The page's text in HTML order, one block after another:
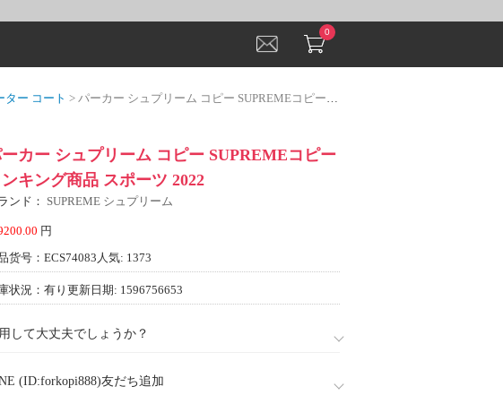
0
ター コート > パーカー シュプリーム コピー SUPREMEコピー ランキング商品 スポーツ 2022
カー シュプリーム コピー SUPREMEコピー
ンキング商品 スポーツ 2022
ンド： SUPREME シュプリーム
円
货号：ECS74083 人気: 1373
状況：有り 更新日期: 1596756653
して大丈夫でしょうか？
(ID:forkopi888)友だち追加